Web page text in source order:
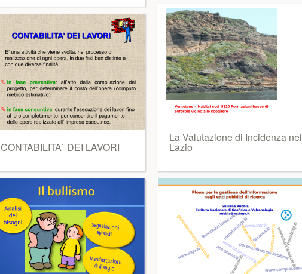
CONTABILITA` DEI LAVORI
La Valutazione di Incidenza nel
Lazio